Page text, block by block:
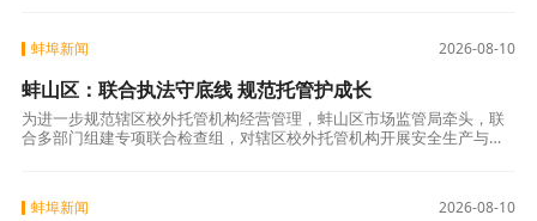
2026-08-10
蚌埠新闻
蚌山区：联合执法守底线 规范托管护成长
为进一步规范辖区校外托管机构经营管理，蚌山区市场监管局牵头，联
合多部门组建专项联合检查组，对辖区校外托管机构开展安全生产与规
2026-08-10
蚌埠新闻